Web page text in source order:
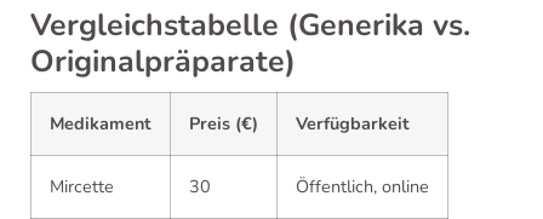
Vergleichstabelle (Generika vs.
Originalpräparate)
Medikament Preis (€) Verfügbarkeit
Mircette 30 Öffentlich, online